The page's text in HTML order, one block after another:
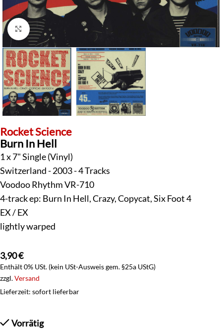
Klick zum Vergrößern
Rocket Science
Burn In Hell
1 x 7" Single (Vinyl)
Switzerland - 2003 - 4 Tracks
Voodoo Rhythm VR-710
4-track ep: Burn In Hell, Crazy, Copycat, Six Foot 4
EX / EX
lightly warped
3,90€
Enthält 0% USt. (kein USt-Ausweis gem. §25a UStG)
zzgl.Versand
Lieferzeit: sofort lieferbar
Vorrätig